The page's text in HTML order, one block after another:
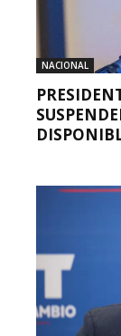
NACIONAL